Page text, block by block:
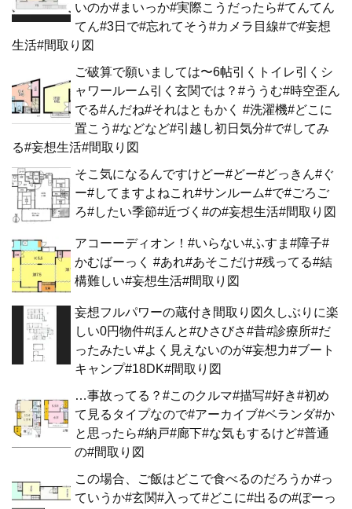
いのか#まいっか#実際こうだったら#てんてん
てん#3日で#忘れてそう#カメラ目線#で#妄想
生活#間取り図
ご破算で願いましては〜6帖引くトイレ引くシ
ャワールーム引く玄関では？#ううむ#時空歪ん
でる#んだね#それはともかく #洗濯機#どこに
置こう#などなど#引越し初日気分#で#してみ
る#妄想生活#間取り図
そこ気になるんですけどー#どー#どっきん#ぐ
ー#してますよねこれ#サンルーム#で#ごろご
ろ#したい季節#近づく#の#妄想生活#間取り図
アコーーディオン！#いらない#ふすま#障子#
かむばーっく #あれ#あそこだけ#残ってる#結
構難しい#妄想生活#間取り図
妄想フルパワーの蔵付き間取り図久しぶりに楽
しい0円物件#ほんと#ひさびさ#昔#診療所#だ
ったみたい#よく見えないのが#妄想力#ブート
キャンプ#18DK#間取り図
…事故ってる？#このクルマ#描写#好き#初め
て見るタイプなので#アーカイブ#ベランダ#か
と思ったら#納戸#廊下#な気もするけど#普通
の#間取り図
この場合、ご飯はどこで食べるのだろうか#っ
ていうか#玄関#入って#どこに#出るの#ぼーっ